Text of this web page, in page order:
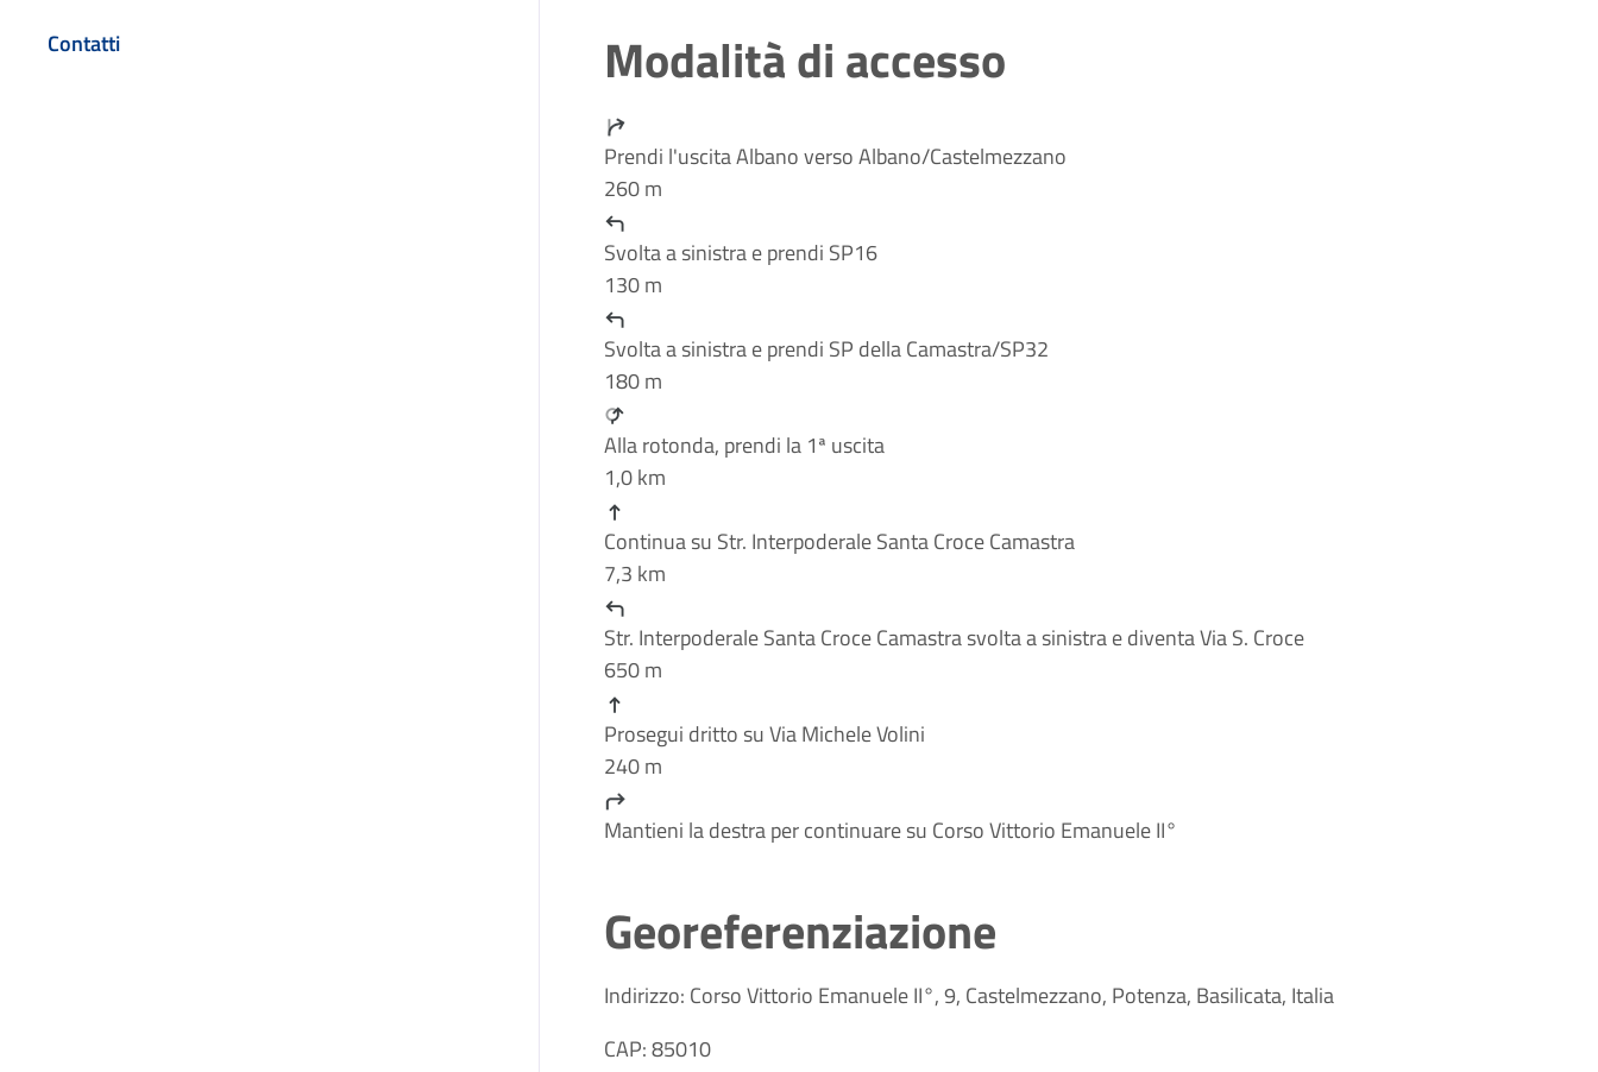
Contatti
Modalità di accesso
Prendi l'uscita Albano verso Albano/Castelmezzano
260 m
Svolta a sinistra e prendi SP16
130 m
Svolta a sinistra e prendi SP della Camastra/SP32
180 m
Alla rotonda, prendi la 1ª uscita
1,0 km
Continua su Str. Interpoderale Santa Croce Camastra
7,3 km
Str. Interpoderale Santa Croce Camastra svolta a sinistra e diventa Via S. Croce
650 m
Prosegui dritto su Via Michele Volini
240 m
Mantieni la destra per continuare su Corso Vittorio Emanuele II°
Georeferenziazione
Indirizzo: Corso Vittorio Emanuele II°, 9, Castelmezzano, Potenza, Basilicata, Italia
CAP: 85010